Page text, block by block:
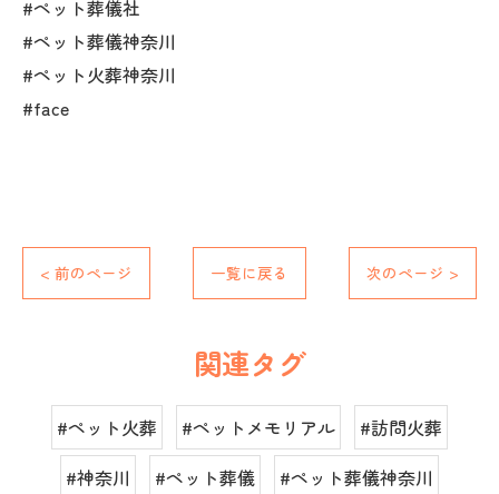
#ペット葬儀社
#ペット葬儀神奈川
#ペット火葬神奈川
#face
< 前のページ 一覧に戻る 次のページ >
関連タグ
#ペット火葬 #ペットメモリアル
#訪問火葬
#神奈川
#ペット葬儀
#ペット葬儀神奈川